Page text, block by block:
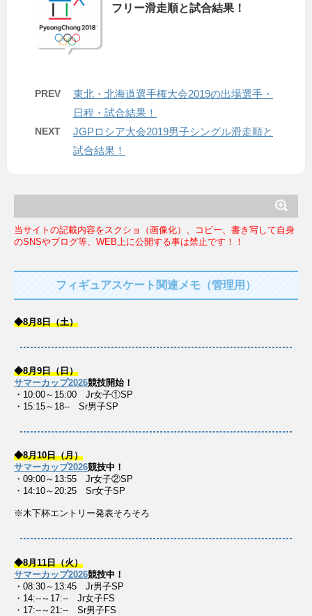
フリー滑走順と試合結果！
PREV
東北・北海道選手権大会2019の出場選手・
日程・試合結果！
NEXT
JGPロシア大会2019男子シングル滑走順と
試合結果！
当サイトの記載内容をスクショ（画像化）、コピー、書き写して自身
のSNSやブログ等、WEB上に公開する事は禁止です！！
フィギュアスケート関連メモ（管理用）
◆8月8日（土）
◆8月9日（日）
サマーカップ2026競技開始！
・10:00～15:00 Jr女子①SP
・15:15～18-- Sr男子SP
◆8月10日（月）
サマーカップ2026競技中！
・09:00～13:55 Jr女子②SP
・14:10～20:25 Sr女子SP
※木下杯エントリー発表そろそろ
◆8月11日（火）
サマーカップ2026競技中！
・08:30～13:45 Jr男子SP
・14:--～17:-- Jr女子FS
・17:--～21:-- Sr男子FS